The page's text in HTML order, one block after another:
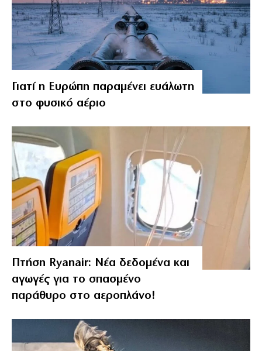
Γιατί η Ευρώπη παραμένει ευάλωτη
στο φυσικό αέριο
Πτήση Ryanair: Νέα δεδομένα και
αγωγές για το σπασμένο
παράθυρο στο αεροπλάνο!